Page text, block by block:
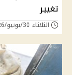
تغيير
الثلاثاء 30/يونيو/2026 - 02:51 م